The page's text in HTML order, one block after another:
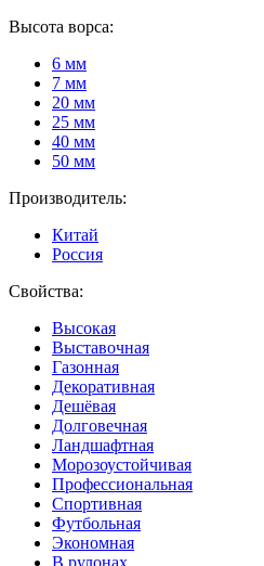
Высота ворса:
6 мм
7 мм
20 мм
25 мм
40 мм
50 мм
Производитель:
Китай
Россия
Свойства:
Высокая
Выставочная
Газонная
Декоративная
Дешёвая
Долговечная
Ландшафтная
Морозоустойчивая
Профессиональная
Спортивная
Футбольная
Экономная
В рулонах